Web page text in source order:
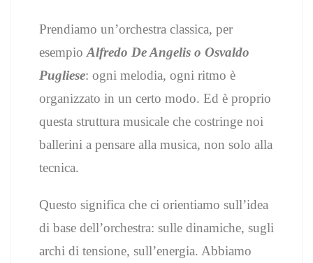
Prendiamo un’orchestra classica, per
esempio Alfredo De Angelis o Osvaldo
Pugliese: ogni melodia, ogni ritmo è
organizzato in un certo modo. Ed è proprio
questa struttura musicale che costringe noi
ballerini a pensare alla musica, non solo alla
tecnica.
Questo significa che ci orientiamo sull’idea
di base dell’orchestra: sulle dinamiche, sugli
archi di tensione, sull’energia. Abbiamo